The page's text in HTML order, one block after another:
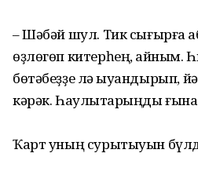
– Шәбәй шул. Тик сығырға
өҙлөгөп китерһең, ҡайным.
бөтәбеҙҙе лә ҡыуандырып,
кәрәк. Һаулыҡтарыңды
Ҡарт уның сурытыуын